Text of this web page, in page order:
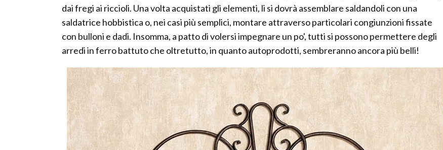
dai fregi ai riccioli. Una volta acquistati gli elementi, li si dovrà assemblare saldandoli con una
saldatrice hobbistica o, nei casi più semplici, montare attraverso particolari congiunzioni fissate
con bulloni e dadi. Insomma, a patto di volersi impegnare un po', tutti si possono permettere degli
arredi in ferro battuto che oltretutto, in quanto autoprodotti, sembreranno ancora più belli!